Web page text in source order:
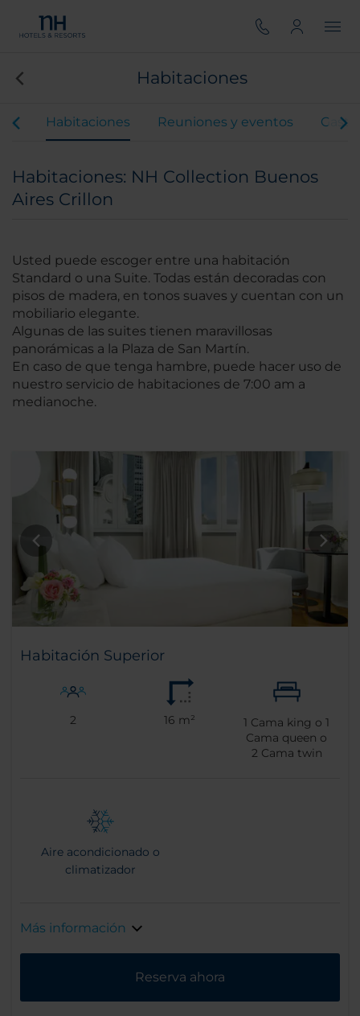
Habitaciones
Habitaciones Reuniones y eventos
Habitaciones: NH Collection Buenos
Aires Crillon
Usted puede escoger entre una habitación
Standard o una Suite. Todas están decoradas con
pisos de madera, en tonos suaves y cuentan con un
mobiliario elegante.
Algunas de las suites tienen maravillosas
panorámicas a la Plaza de San Martín.
En caso de que tenga hambre, puede hacer uso de
nuestro servicio de habitaciones de 7:00 am a
medianoche.
Habitación Superior
2 16 m² 1 Cama king o1
Cama queen o
2 Cama twin
Aire acondicionado o
climatizador
Más información
Reserva ahora